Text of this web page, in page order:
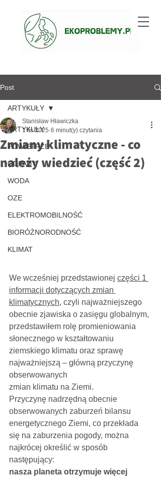
Post
ARTYKUŁY
POWIETRZE
ODPADY
WODA
OZE
ELEKTROMOBILNOŚĆ
BIORÓŻNORODNOŚĆ
KLIMAT
ARTYKUŁY
Zmiany klimatyczne - co
należy wiedzieć (część 2)
Stanisław Hławiczka
1 lis 2025 6 minut(y) czytania
We wcześniej przedstawionej części 1
informacji dotyczących zmian
klimatycznych, czyli najważniejszego
obecnie zjawiska o zasięgu globalnym,
przedstawiłem rolę promieniowania
słonecznego w kształtowaniu
ziemskiego klimatu oraz sprawę
najważniejszą – główną przyczynę
obserwowanych
zmian klimatu na Ziemi.
Przyczynę nadrzędną obecnie
obserwowanych zaburzeń bilansu
energetycznego Ziemi, co przekłada
się na zaburzenia pogody, można
najkrócej określić w sposób
następujący:
nasza planeta otrzymuje więcej